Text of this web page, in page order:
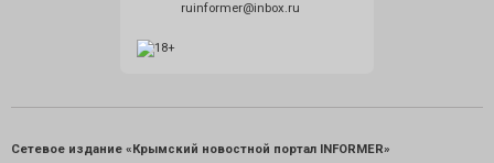
ruinformer@inbox.ru
Сетевое издание «Крымский новостной портал INFORMER»